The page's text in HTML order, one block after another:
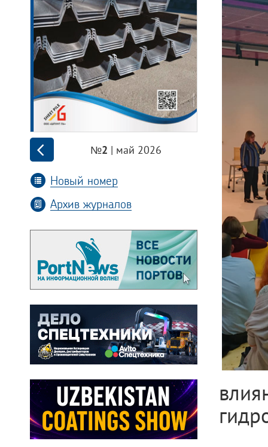
№2 | май 2026
Новый номер
Архив журналов